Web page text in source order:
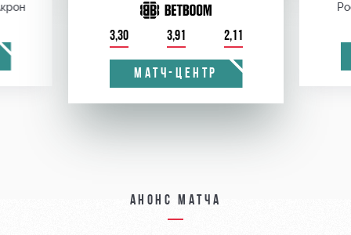
3,30 3,91 2,11
МАТЧ-ЦЕНТР
Анонс матча